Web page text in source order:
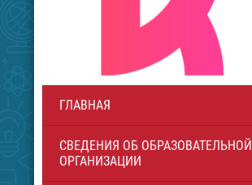
ГЛАВНАЯ
СВЕДЕНИЯ ОБ ОБРАЗОВАТЕЛЬНОЙ
ОРГАНИЗАЦИИ